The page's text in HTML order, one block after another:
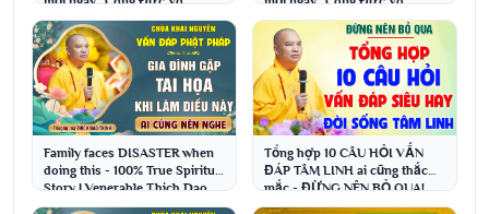
Lượng - Gia Đạo Bình An"
Lượng - Gia Đạo Bình An"
Family faces DISASTER when
doing this - 100% True Spiritual
Story | Venerable Thich Dao
Thinh
Tổng hợp 10 CÂU HỎI VẤN
ĐÁP TÂM LINH ai cũng thắc
mắc - ĐỪNG NÊN BỎ QUA!
│Thầy Thích Đạo Thịnh